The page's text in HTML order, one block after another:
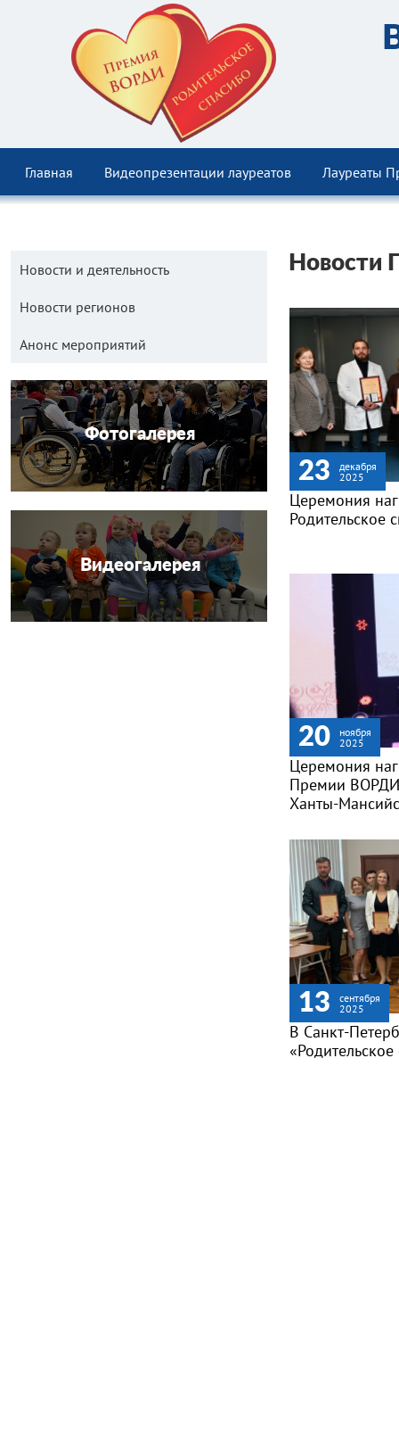
Главная Видеопрезентации лауреатов Лауреаты
Новости
Новости и деятельность
Новости регионов
Анонс мероприятий
Фотогалерея
Видеогалерея
23
декабря
2025
Церемония
Родительское
20
ноября
2025
Церемония
Премии ВОРДИ
Ханты-
13
сентября
2025
В Санкт-